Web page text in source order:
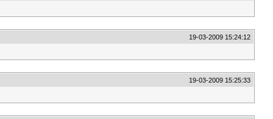
19-03-2009 15:24:12
19-03-2009 15:25:33